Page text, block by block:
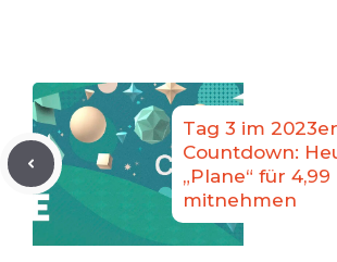
Tag 3 im 2023er
Countdown:
„Plane“ für
mitnehmen